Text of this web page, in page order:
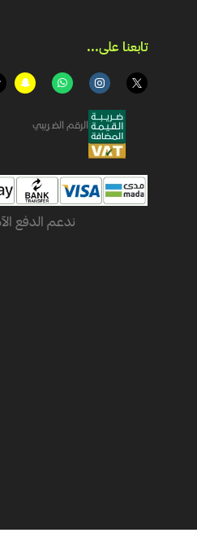
تابعنا على...​
الرقم الضريبي
ندعم الدفع